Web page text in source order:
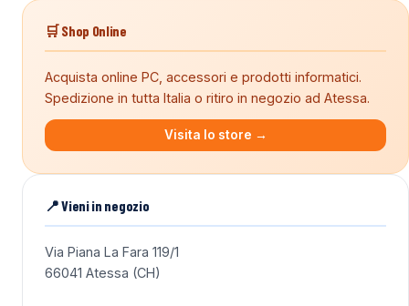
🛒 Shop Online
Acquista online PC, accessori e prodotti informatici.
Spedizione in tutta Italia o ritiro in negozio ad Atessa.
Visita lo store →
📍 Vieni in negozio
Via Piana La Fara 119/1
66041 Atessa (CH)